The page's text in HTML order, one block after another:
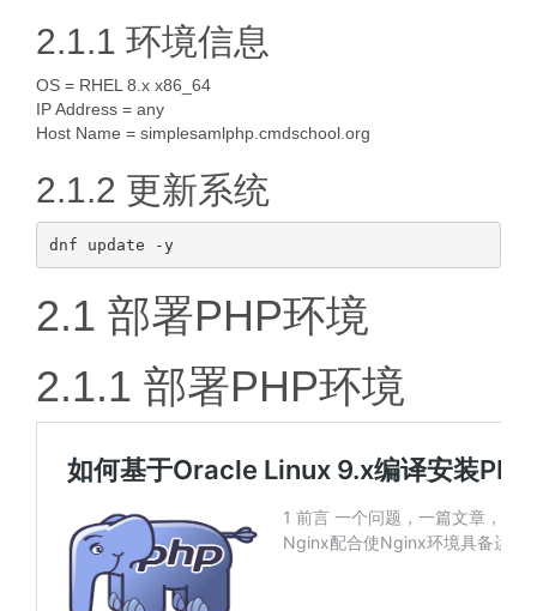
2.1.1 环境信息
OS = RHEL 8.x x86_64
IP Address = any
Host Name = simplesamlphp.cmdschool.org
2.1.2 更新系统
dnf update -y
2.1 部署PHP环境
2.1.1 部署PHP环境